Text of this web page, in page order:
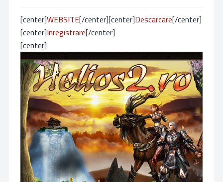
[center]WEBSITE[/center][center]Descarcare[/center]
[center]Inregistrare[/center]
[center]